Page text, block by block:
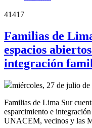
41417
Familias de
espacios
integración
miércoles, 27 de julio de
Familias de Lima Sur
esparcimiento e
UNACEM, vecinos y las